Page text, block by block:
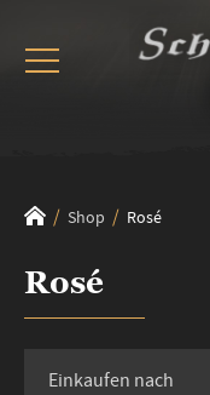
Shop Rosé
Rosé
Einkaufen nach